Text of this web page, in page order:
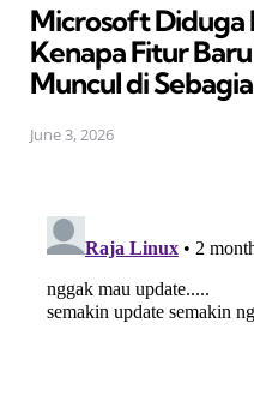
Microsoft Diduga
Kenapa Fitur
Muncul di
June 3, 2026